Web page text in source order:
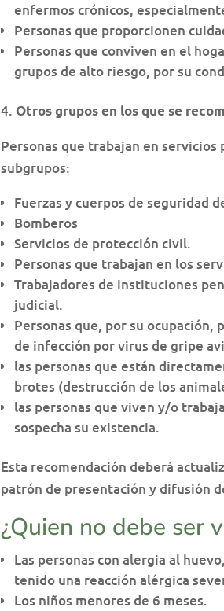
enfermos crónicos,
Personas que proporcionen
Personas que conviven en el
grupos de alto riesgo, por su
4. Otros grupos en los que se
Personas que trabajan en
subgrupos:
Fuerzas y cuerpos de seguridad
Bomberos
Servicios de protección civil.
Personas que trabajan en los
Trabajadores de instituciones
judicial.
Personas que, por su ocupación,
de infección por virus de gripe
las personas que están
brotes (destrucción de los
las personas que viven y/o
sospecha su existencia.
Esta recomendación deberá
patrón de presentación y difusión
¿Quien no debe ser
Las personas con alergia al
tenido una reacción alérgica
Los niños menores de 6 meses.